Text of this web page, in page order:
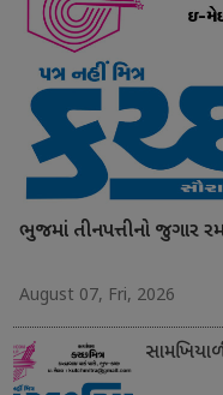
ભુજમાં તીનપત્તીનો જુગાર
August 07, Fri, 2026